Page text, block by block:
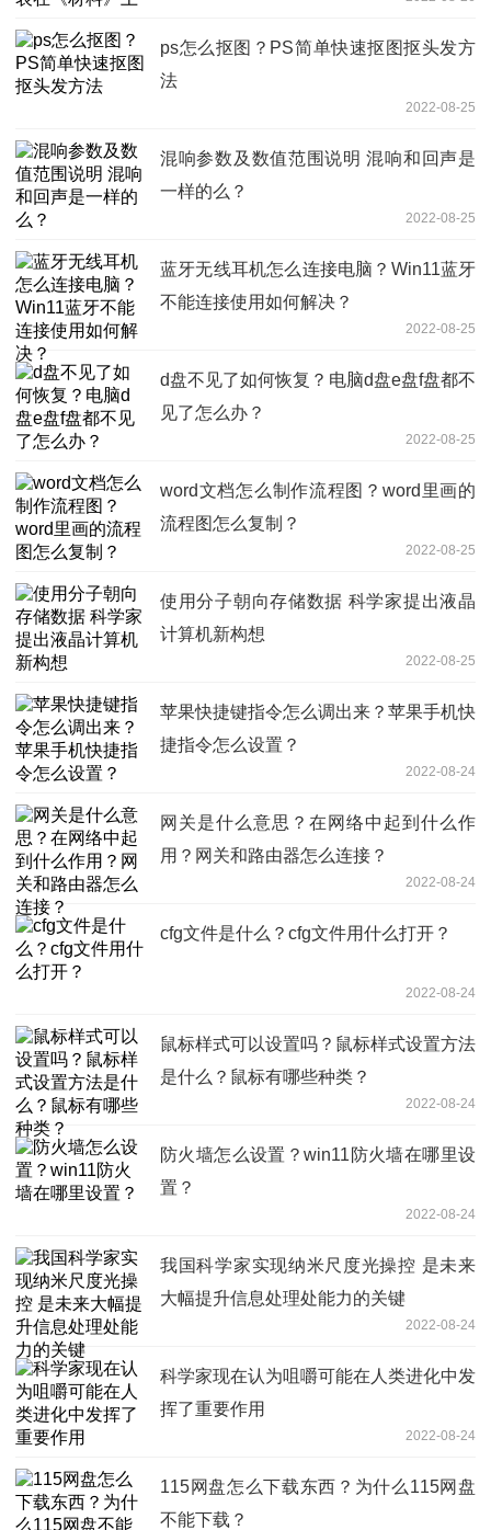
ps怎么抠图？PS简单快速抠图抠头发方
法
2022-08-25
混响参数及数值范围说明 混响和回声是
一样的么？
2022-08-25
蓝牙无线耳机怎么连接电脑？Win11蓝牙
不能连接使用如何解决？
2022-08-25
d盘不见了如何恢复？电脑d盘e盘f盘都不
见了怎么办？
2022-08-25
word文档怎么制作流程图？word里画的
流程图怎么复制？
2022-08-25
使用分子朝向存储数据 科学家提出液晶
计算机新构想
2022-08-25
苹果快捷键指令怎么调出来？苹果手机快
捷指令怎么设置？
2022-08-24
网关是什么意思？在网络中起到什么作
用？网关和路由器怎么连接？
2022-08-24
cfg文件是什么？cfg文件用什么打开？
2022-08-24
鼠标样式可以设置吗？鼠标样式设置方法
是什么？鼠标有哪些种类？
2022-08-24
防火墙怎么设置？win11防火墙在哪里设
置？
2022-08-24
我国科学家实现纳米尺度光操控 是未来
大幅提升信息处理处能力的关键
2022-08-24
科学家现在认为咀嚼可能在人类进化中发
挥了重要作用
2022-08-24
115网盘怎么下载东西？为什么115网盘
不能下载？